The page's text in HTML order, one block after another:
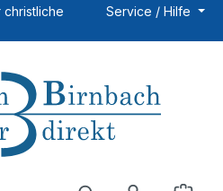
Service / Hilfe